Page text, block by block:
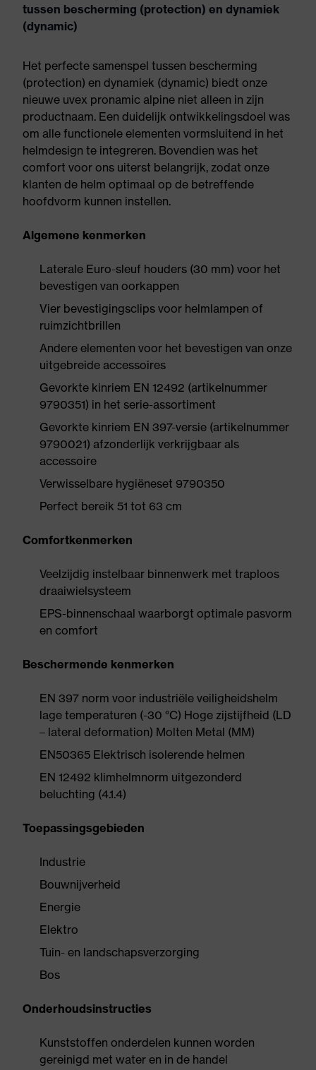
tussen bescherming (protection) en dynamiek
(dynamic)
Het perfecte samenspel tussen bescherming
(protection) en dynamiek (dynamic) biedt onze
nieuwe uvex pronamic alpine niet alleen in zijn
productnaam. Een duidelijk ontwikkelingsdoel was
om alle functionele elementen vormsluitend in het
helmdesign te integreren. Bovendien was het
comfort voor ons uiterst belangrijk, zodat onze
klanten de helm optimaal op de betreffende
hoofdvorm kunnen instellen.
Algemene kenmerken
Laterale Euro-sleuf houders (30 mm) voor het
bevestigen van oorkappen
Vier bevestigingsclips voor helmlampen of
ruimzichtbrillen
Andere elementen voor het bevestigen van onze
uitgebreide accessoires
Gevorkte kinriem EN 12492 (artikelnummer
9790351) in het serie-assortiment
Gevorkte kinriem EN 397-versie (artikelnummer
9790021) afzonderlijk verkrijgbaar als
accessoire
Verwisselbare hygiëneset 9790350
Perfect bereik 51 tot 63 cm
Comfortkenmerken
Veelzijdig instelbaar binnenwerk met traploos
draaiwielsysteem
EPS-binnenschaal waarborgt optimale pasvorm
en comfort
Beschermende kenmerken
EN 397 norm voor industriële veiligheidshelm
lage temperaturen (-30 °C) Hoge zijstijfheid (LD
– lateral deformation) Molten Metal (MM)
EN50365 Elektrisch isolerende helmen
EN 12492 klimhelmnorm uitgezonderd
beluchting (4.1.4)
Toepassingsgebieden
Industrie
Bouwnijverheid
Energie
Elektro
Tuin- en landschapsverzorging
Bos
Onderhoudsinstructies
Kunststoffen onderdelen kunnen worden
gereinigd met water en in de handel